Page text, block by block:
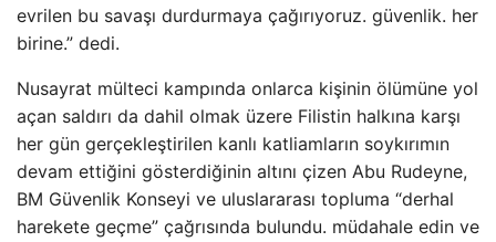
evrilen bu savaşı durdurmaya çağırıyoruz. güvenlik. her
birine.” dedi.
Nusayrat mülteci kampında onlarca kişinin ölümüne yol
açan saldırı da dahil olmak üzere Filistin halkına karşı
her gün gerçekleştirilen kanlı katliamların soykırımın
devam ettiğini gösterdiğinin altını çizen Abu Rudeyne,
BM Güvenlik Konseyi ve uluslararası topluma “derhal
harekete geçme” çağrısında bulundu. müdahale edin ve